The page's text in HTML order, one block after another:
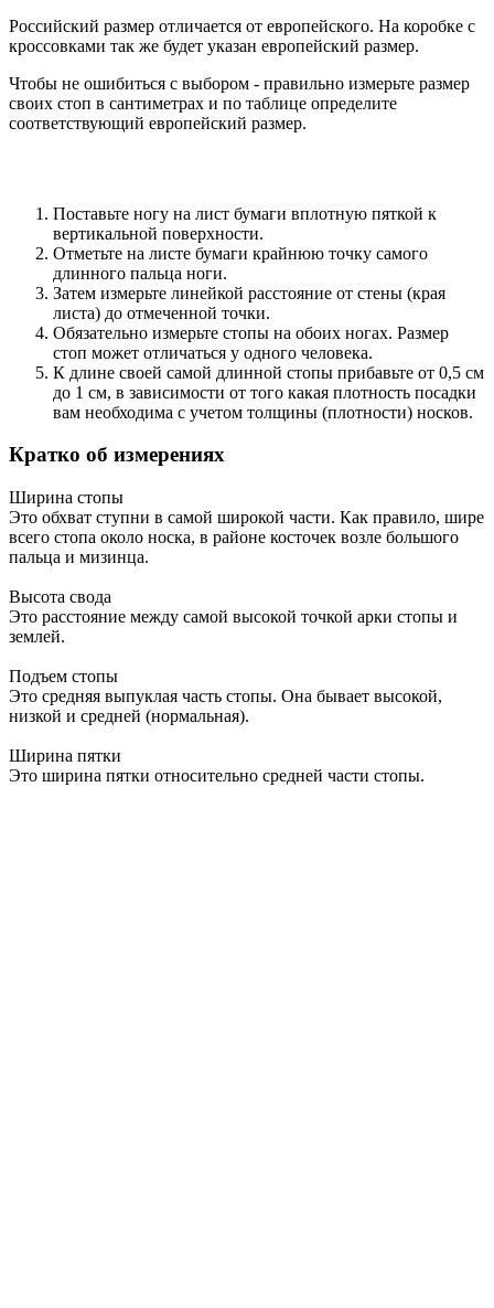
Российский размер отличается от европейского. На коробке с
кроссовками так же будет указан европейский размер.
Чтобы не ошибиться с выбором - правильно измерьте размер
своих стоп в сантиметрах и по таблице определите
соответствующий европейский размер.
Поставьте ногу на лист бумаги вплотную пяткой к
вертикальной поверхности.
Отметьте на листе бумаги крайнюю точку самого
длинного пальца ноги.
Затем измерьте линейкой расстояние от стены (края
листа) до отмеченной точки.
Обязательно измерьте стопы на обоих ногах. Размер
стоп может отличаться у одного человека.
К длине своей самой длинной стопы прибавьте от 0,5 см
до 1 см, в зависимости от того какая плотность посадки
вам необходима с учетом толщины (плотности) носков.
Кратко об измерениях
Ширина стопы
Это обхват ступни в самой широкой части. Как правило, шире
всего стопа около носка, в районе косточек возле большого
пальца и мизинца.
Высота свода
Это расстояние между самой высокой точкой арки стопы и
землей.
Подъем стопы
Это средняя выпуклая часть стопы. Она бывает высокой,
низкой и средней (нормальная).
Ширина пятки
Это ширина пятки относительно средней части стопы.